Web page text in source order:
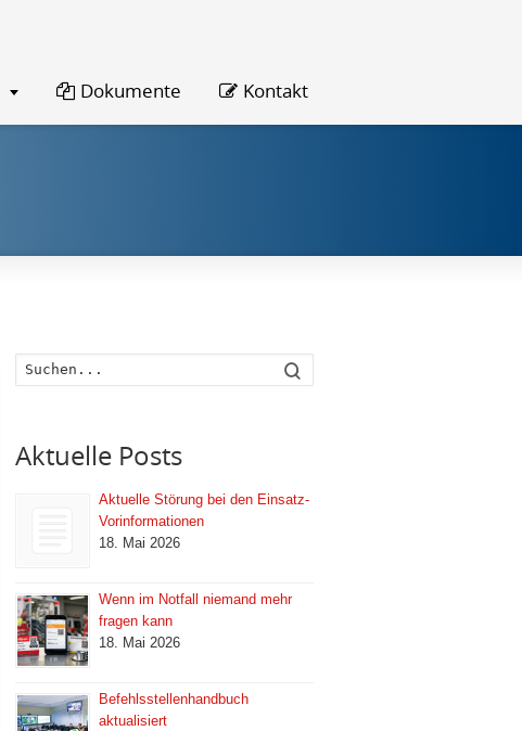
Dokumente Kontakt
Aktuelle Posts
Aktuelle Störung bei den Einsatz-
Vorinformationen
18. Mai 2026
Wenn im Notfall niemand mehr
fragen kann
18. Mai 2026
Befehlsstellenhandbuch
aktualisiert